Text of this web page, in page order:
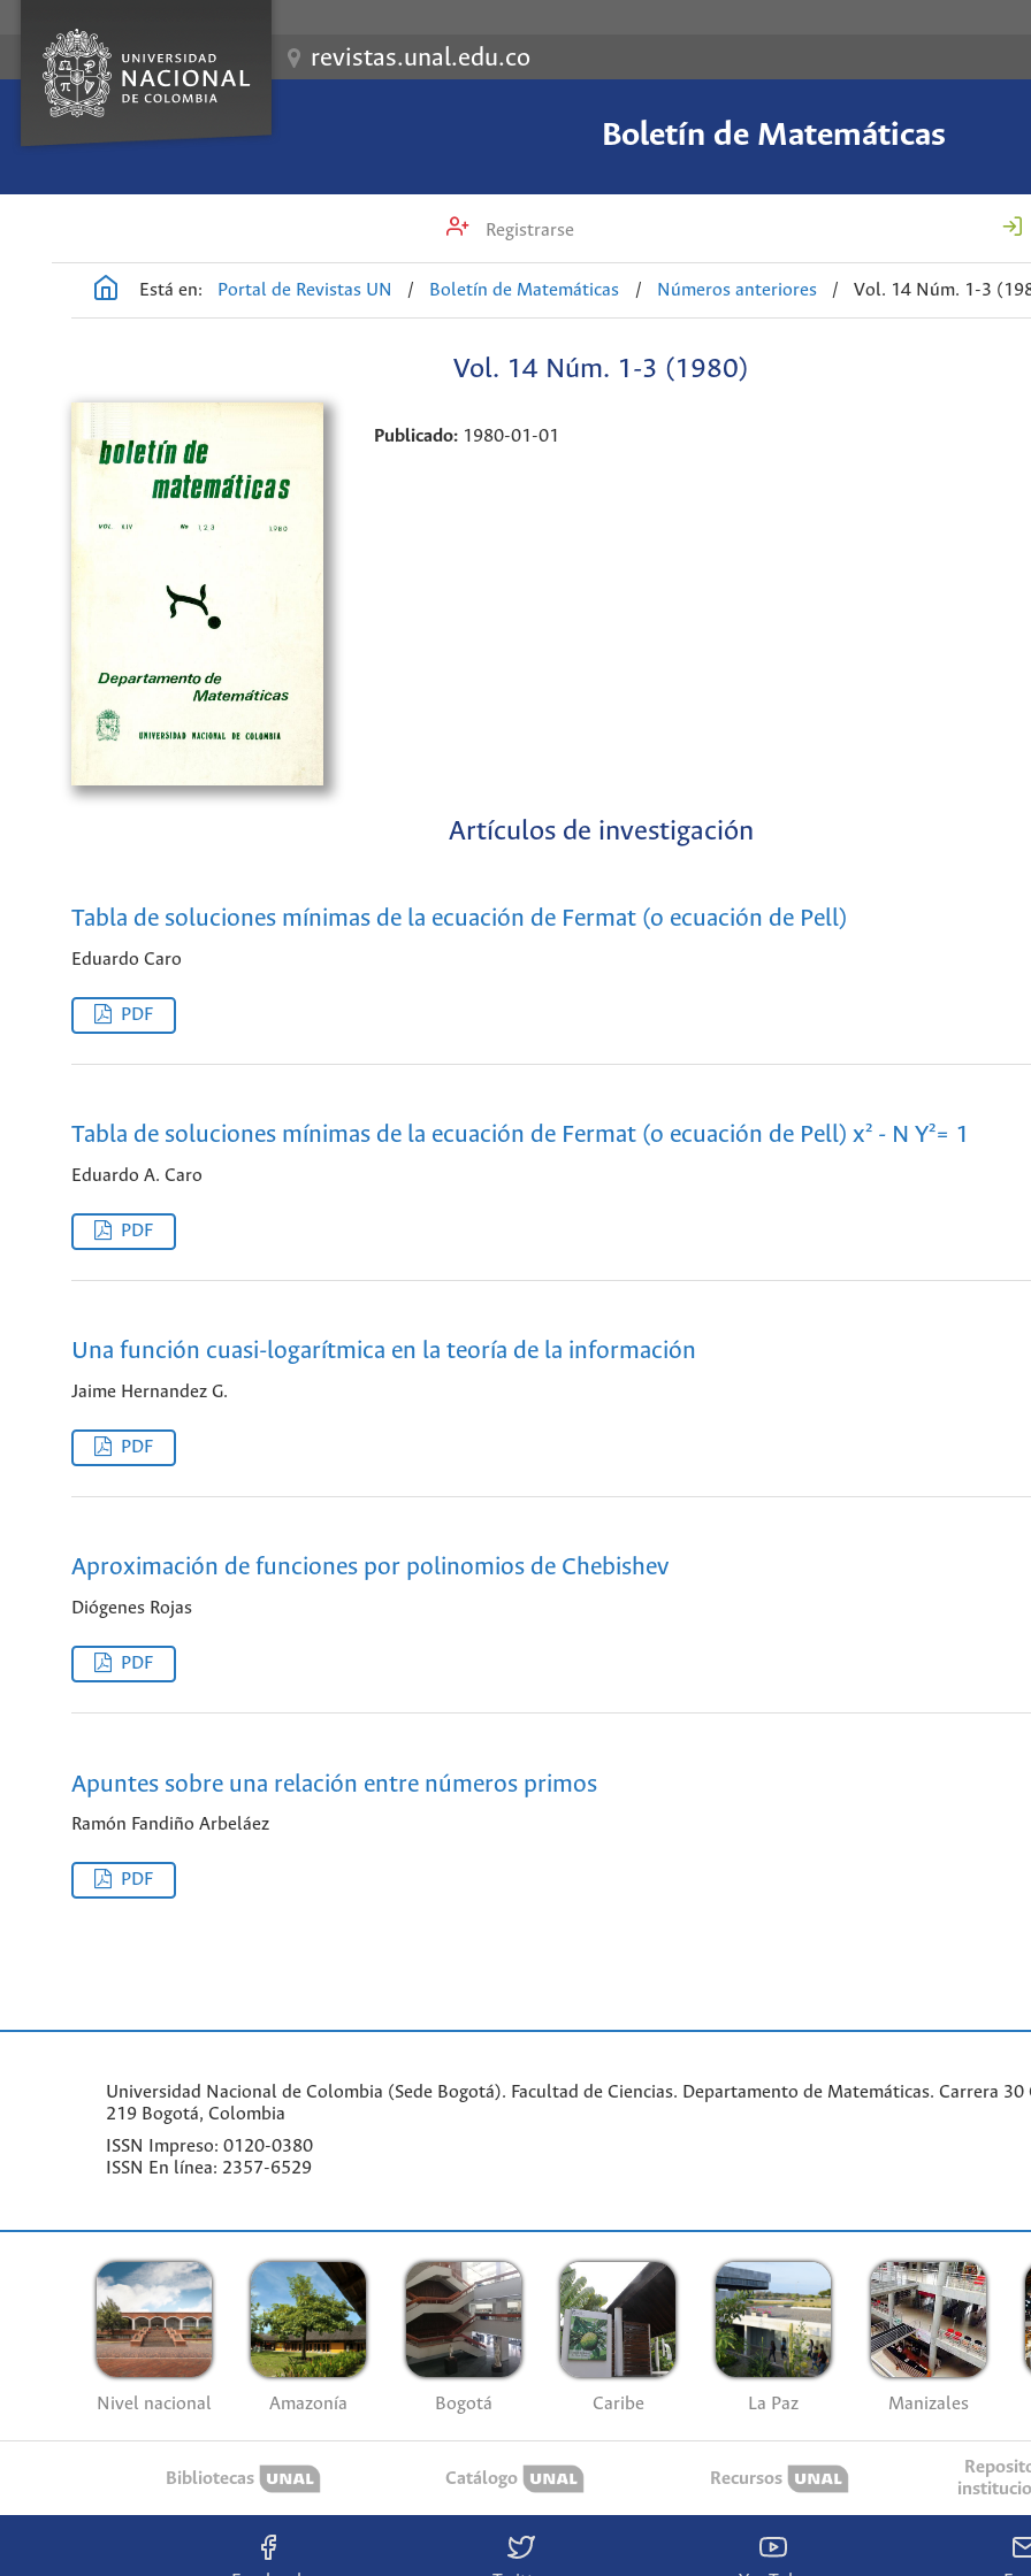
revistas.unal.edu.co
Boletín de Matemáticas
Registrarse
Está en: Portal de Revistas UN / Boletín de Matemáticas / Números anteriores / Vol. 14 Núm. 1-3
Vol. 14 Núm. 1-3 (1980)
Publicado: 1980-01-01
Artículos de investigación
Tabla de soluciones mínimas de la ecuación de Fermat (o ecuación de Pell)
Eduardo Caro
PDF
Tabla de soluciones mínimas de la ecuación de Fermat (o ecuación de Pell) x² - N Y²= 1
Eduardo A. Caro
PDF
Una función cuasi-logarítmica en la teoría de la información
Jaime Hernandez G.
PDF
Aproximación de funciones por polinomios de Chebishev
Diógenes Rojas
PDF
Apuntes sobre una relación entre números primos
Ramón Fandiño Arbeláez
PDF
Universidad Nacional de Colombia (Sede Bogotá). Facultad de Ciencias. Departamento de Matemáticas. Carrera
219 Bogotá, Colombia
ISSN Impreso: 0120-0380
ISSN En línea: 2357-6529
Nivel nacional Amazonía Bogotá Caribe La Paz Manizales
Bibliotecas Catálogo Recursos